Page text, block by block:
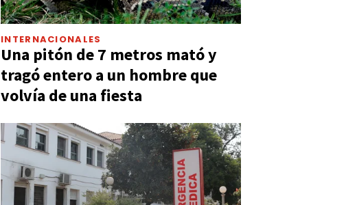
INTERNACIONALES
Una pitón de 7 metros mató y
tragó entero a un hombre que
volvía de una fiesta